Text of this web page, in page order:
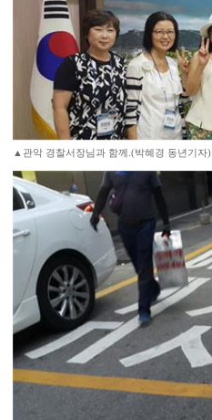
▲관악 경찰서장님과 함께.(박혜경 동년기자)